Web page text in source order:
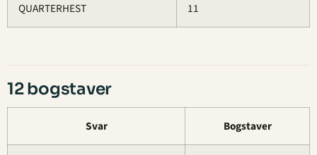
QUARTERHEST 11
12 bogstaver
Svar Bogstaver